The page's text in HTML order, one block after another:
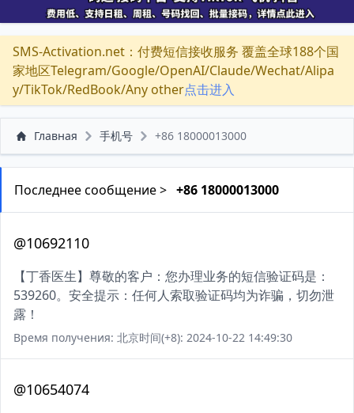
SMS-Activation.net：付费短信接收服务 覆盖全球188个国
家地区Telegram/Google/OpenAI/Claude/Wechat/Alipa
y/TikTok/RedBook/Any other点击进入
Главная 手机号 +86 18000013000
Последнее сообщение > +86 18000013000
@10692110
【丁香医生】尊敬的客户：您办理业务的短信验证码是：
539260。安全提示：任何人索取验证码均为诈骗，切勿泄
露！
Время получения: 北京时间(+8): 2024-10-22 14:49:30
@10654074